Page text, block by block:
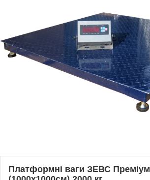
Платформні ваги ЗЕВС Преміум